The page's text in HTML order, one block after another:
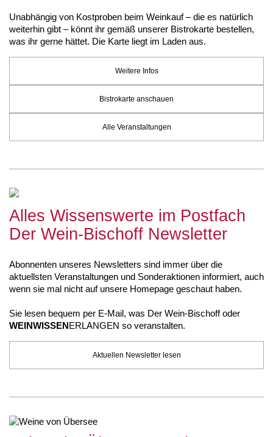
Unabhängig von Kostproben beim Weinkauf – die es natürlich
weiterhin gibt – könnt ihr gemäß unserer Bistrokarte bestellen,
was ihr gerne hättet. Die Karte liegt im Laden aus.
Weitere Infos
Bistrokarte anschauen
Alle Veranstaltungen
Alles Wissenswerte im Postfach
Der Wein-Bischoff Newsletter
Abonnenten unseres Newsletters sind immer über die
aktuellsten Veranstaltungen und Sonderaktionen informiert, auch
wenn sie mal nicht auf unsere Homepage geschaut haben.
Sie lesen bequem per E-Mail, was Der Wein-Bischoff oder
WEINWISSENERLANGEN so veranstalten.
Aktuellen Newsletter lesen